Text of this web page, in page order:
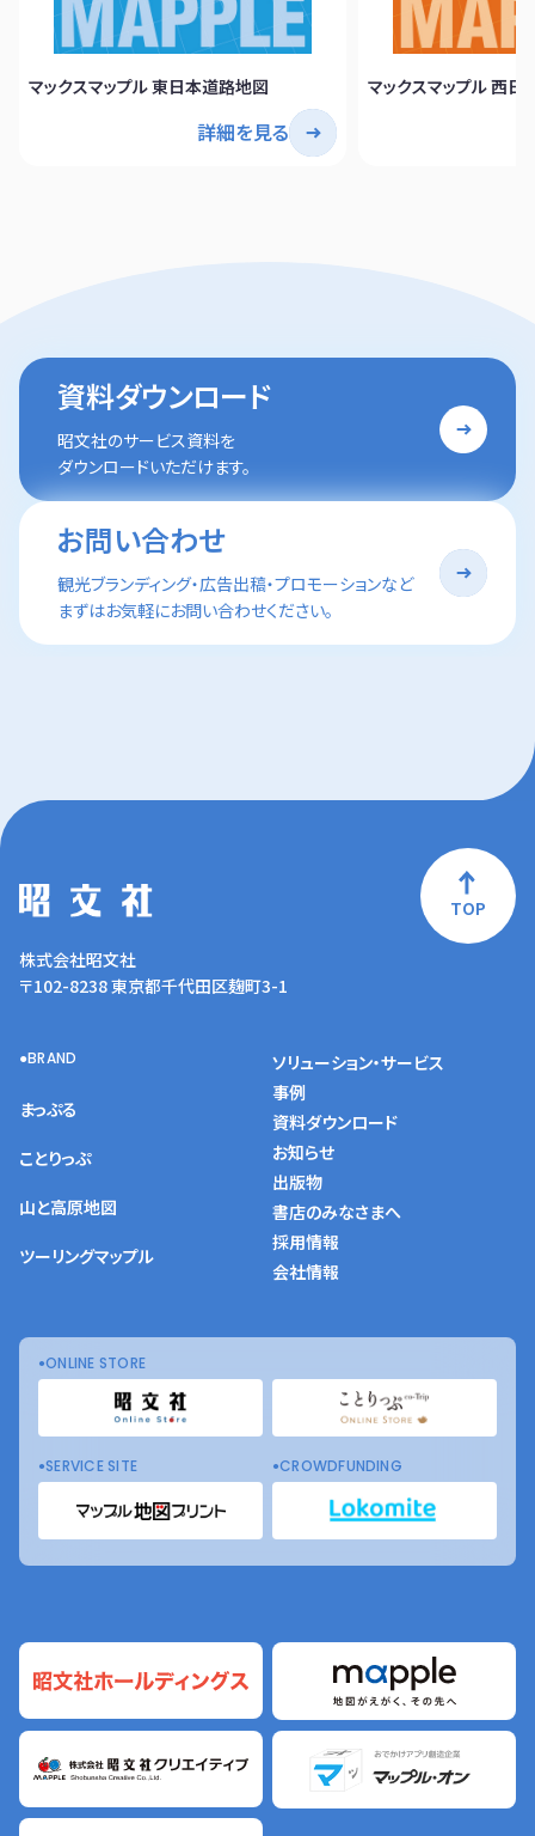
マックスマップル 東日本道路地図
詳細を見る
マックスマップル 西日
資料ダウンロード
昭文社のサービス資料を
ダウンロードいただけます。
お問い合わせ
観光ブランディング・広告出稿・プロモーションなど
まずはお気軽にお問い合わせください。
TOP
株式会社昭文社
〒102-8238 東京都千代田区麹町3-1
BRAND
まっぷる
ことりっぷ
山と高原地図
ツーリングマップル
ソリューション・サービス
事例
資料ダウンロード
お知らせ
出版物
書店のみなさまへ
採用情報
会社情報
ONLINE STORE
SERVICE SITE CROWDFUNDING